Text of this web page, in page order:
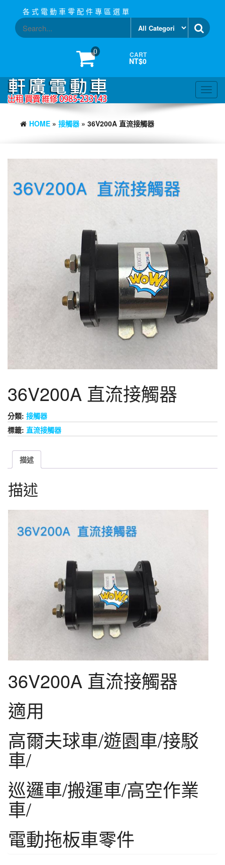
content
各 式 電 動 車 零 配 件 專 區 選 單
0 CART
NT$0
HOME » 接觸器 » 36V200A 直流接觸器
36V200A 直流接觸器
分類: 接觸器
標籤: 直流接觸器
描述
描述
36V200A 直流接觸器
適用
高爾夫球車/遊園車/接駁
車/
巡邏車/搬運車/高空作業
車/
電動拖板車零件